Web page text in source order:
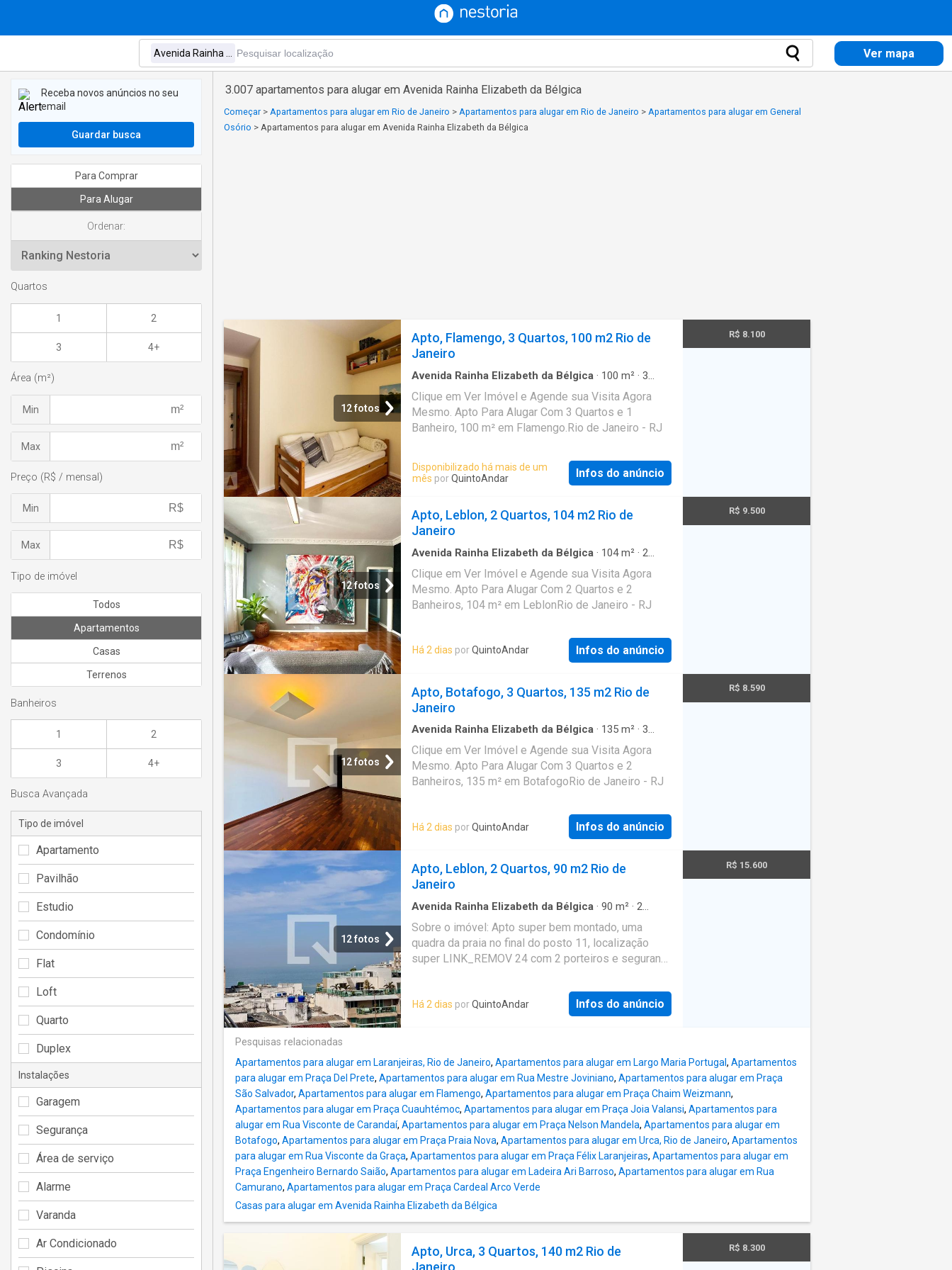
Ver mapa
3.007 apartamentos para alugar em Avenida Rainha Elizabeth da Bélgica
Começar > Apartamentos para alugar em Rio de Janeiro > Apartamentos para alugar em Rio de Janeiro > Apartamentos para alugar em General
Osório > Apartamentos para alugar em Avenida Rainha Elizabeth da Bélgica
12 fotos
Apto, Flamengo, 3 Quartos, 100 m2 Rio de
Janeiro
Avenida Rainha Elizabeth da Bélgica · 100 m² · 3
Clique em Ver Imóvel e Agende sua Visita Agora
Mesmo. Apto Para Alugar Com 3 Quartos e 1
Banheiro, 100 m² em Flamengo.Rio de Janeiro - RJ
Disponibilizado há mais de um
mês porQuintoAndar Infos do anúncio
R$ 8.100
12 fotos
Apto, Leblon, 2 Quartos, 104 m2 Rio de
Janeiro
Avenida Rainha Elizabeth da Bélgica · 104m² · 2
Clique em Ver Imóvel e Agende sua Visita Agora
Mesmo. Apto Para Alugar Com 2 Quartos e 2
Banheiros, 104 m² em LeblonRio de Janeiro - RJ
Há 2 dias porQuintoAndar Infos do anúncio
R$ 9.500
12 fotos
Apto, Botafogo, 3 Quartos, 135 m2 Rio de
Janeiro
Avenida Rainha Elizabeth da Bélgica · 135 m² · 3
Clique em Ver Imóvel e Agende sua Visita Agora
Mesmo. Apto Para Alugar Com 3 Quartos e 2
Banheiros, 135 m² em BotafogoRio de Janeiro - RJ
Há 2 dias porQuintoAndar Infos do anúncio
R$ 8.590
12 fotos
Apto, Leblon, 2 Quartos, 90 m2 Rio de
Janeiro
Avenida Rainha Elizabeth da Bélgica · 90 m² · 2
Sobre o imóvel: Apto super bem montado, uma
quadra da praia no final do posto 11, localização
super LINK_REMOV 24 com 2 porteiros e segurança
indevassavel em todos ambientes com visão total
do morro 2 irmãos e vista lateral do mar.Não tem
Aluguel: R$ 15600 - Condomínio: R$ 1100 - IPTU: R$
417 Que tal agendar uma visita? Entre em contato
pelo formulário. Você receberá uma mensagem por
e-mail e WhatsApp com os próximos passos. Seu
imóvel sem burocracia O QuintoAndar revolucionou o
jeito de alugar e comprar imóveis: rápido, fácil,
online, sem fiador e o melhor, sem burocracia.
Conheça esse e outros imóveis no site do
QuintoAndar. CRECI-RJ J7575
Há 2 dias porQuintoAndar Infos do anúncio
R$ 15.600
Pesquisas relacionadas
Apartamentos para alugar em Laranjeiras, Rio de Janeiro, Apartamentos para alugar em Largo Maria Portugal , Apartamentos
para alugar em Praça Del Prete, Apartamentos para alugar em Rua Mestre Joviniano, Apartamentos para alugar em Praça
São Salvador, Apartamentos para alugar em Flamengo, Apartamentos para alugar em Praça Chaim Weizmann,
Apartamentos para alugar em Praça Cuauhtémoc, Apartamentos para alugar em Praça Joia Valansi, Apartamentos para
alugar em Rua Visconte de Carandaí, Apartamentos para alugar em Praça Nelson Mandela, Apartamentos para alugar em
Botafogo, Apartamentos para alugar em Praça Praia Nova, Apartamentos para alugar em Urca, Rio de Janeiro, Apartamentos
para alugar em Rua Visconte da Graça, Apartamentos para alugar em Praça Félix Laranjeiras, Apartamentos para alugar em
Praça Engenheiro Bernardo Saião, Apartamentos para alugar em Ladeira Ari Barroso, Apartamentos para alugar em Rua
Camurano, Apartamentos para alugar em Praça Cardeal Arco Verde
Casas para alugar em Avenida Rainha Elizabeth da Bélgica
Apto, Urca, 3 Quartos, 140 m2 Rio de
Janeiro
R$ 8.300
Receba novos anúncios no seu
email
Guardar busca
Para Comprar
Para Alugar
Ordenar:
Quartos
1 2
3 4+
Área (m²)
Min
Max
Preço (R$ / mensal)
Min
Max
Tipo de imóvel
Todos
Apartamentos
Casas
Terrenos
Banheiros
1 2
3 4+
Busca Avançada
Tipo de imóvel
Apartamento
Pavilhão
Estudio
Condomínio
Flat
Loft
Quarto
Duplex
Instalações
Garagem
Segurança
Área de serviço
Alarme
Varanda
Ar Condicionado